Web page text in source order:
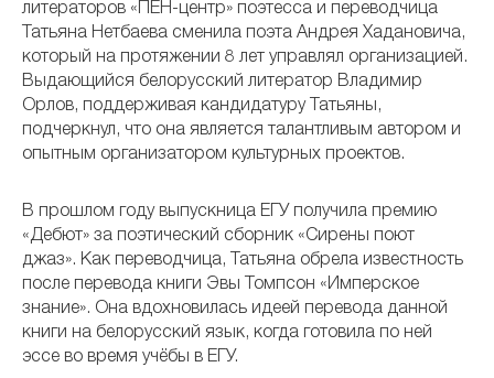
литераторов «ПЕН-центр» поэтесса и переводчица
Татьяна Нетбаева сменила поэта Андрея Хадановича,
который на протяжении 8 лет управлял организацией.
Выдающийся белорусский литератор Владимир
Орлов, поддерживая кандидатуру Татьяны,
подчеркнул, что она является талантливым автором и
опытным организатором культурных проектов.
В прошлом году выпускница ЕГУ получила премию
«Дебют» за поэтический сборник «Сирены поют
джаз». Как переводчица, Татьяна обрела известность
после перевода книги Эвы Томпсон «Имперское
знание». Она вдохновилась идеей перевода данной
книги на белорусский язык, когда готовила по ней
эссе во время учёбы в ЕГУ.